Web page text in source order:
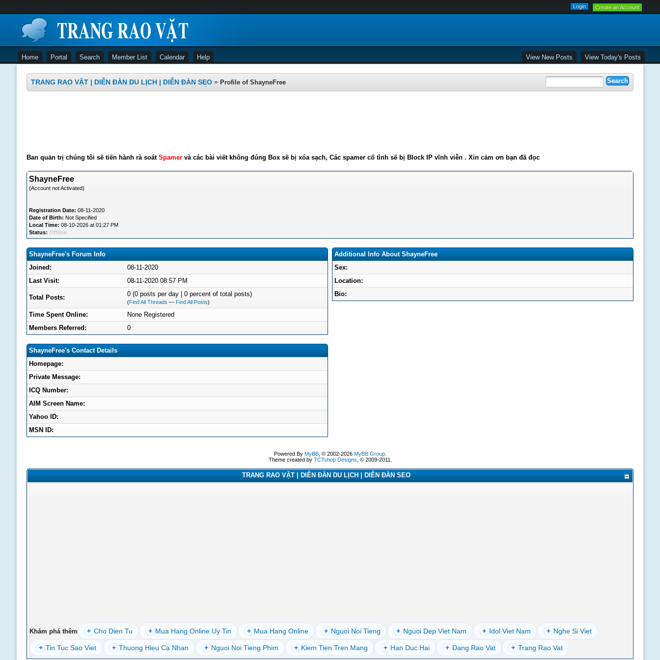
Create an Account
Home Portal Search Member List Calendar Help View New Posts View Today's Posts
TRANG RAO VẶT | DIỄN ĐÀN DU LỊCH | DIỄN ĐÀN SEO » Profile of ShayneFree
Ban quản trị chúng tôi sẽ tiến hành rà soát Spamervà các bài viết không đúng Box sẽ bị xóa sạch, Các spamer cố tình sẽ bị Block IP vĩnh viễn . Xin cảm ơn bạn đã đọc
ShayneFree
(Account not Activated)
Registration Date: 08-11-2020
Date of Birth: Not Specified
Local Time: 08-10-2026 at 01:27 PM
Status: Offline
ShayneFree's Forum Info
Joined:
08-11-2020
Last Visit:
08-11-2020 08:57 PM
Total Posts: 0 (0 posts per day | 0 percent of total posts)
(Find All Threads — Find All Posts)
Time Spent Online:
None Registered
Members Referred:
0
ShayneFree's Contact Details
Homepage:
Private Message:
ICQ Number:
AIM Screen Name:
Yahoo ID:
MSN ID:
Additional Info About ShayneFree
Sex:
Location:
Bio:
Powered By MyBB, © 2002-2026 MyBB Group.
Theme created by TCTshop Designs , © 2009-2011.
TRANG RAO VẶT | DIỄN ĐÀN DU LỊCH | DIỄN ĐÀN SEO
Khám phá thêm + Cho Dien Tu + Mua Hang Online Uy Tin + Mua Hang Online + Nguoi Noi Tieng + Nguoi Dep Viet Nam + Idol Viet Nam + Nghe Si Viet
+ Tin Tuc Sao Viet + Thuong Hieu Ca Nhan + Nguoi Noi Tieng Phim + Kiem Tien Tren Mang + Han Duc Hai + Dang Rao Vat + Trang Rao Vat